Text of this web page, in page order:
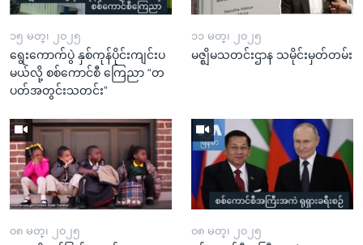
၁၅ မတ္၊ ၂၀၂၅
ရွေးကောက်ပွဲ နှစ်ကုန်ပိုင်းကျင်းပ
မယ်လို့ စစ်ကောင်စီ ကြေညာ “တ
ပတ်အတွင်းသတင်း”
၁၁ မတ္၊ ၂၀၂၅
မဇ္ဈိမသတင်းဌာန သမိုင်းမှတ်တမ်း
၀၈ မတ္၊ ၂၀၂၅ ၀၈ မတ္၊ ၂၀၂၅